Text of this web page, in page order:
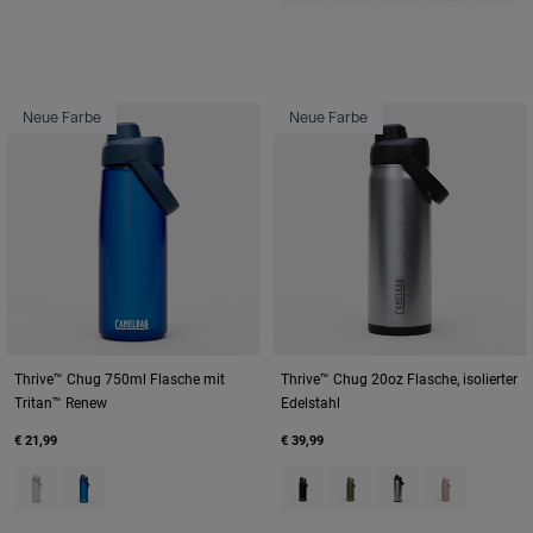
Neue Farbe
Thrive™ Chug 750ml Flasche mit
Tritan™ Renew
€ 21,99
Product swatch type of Clear.
Product swatch type of Oxford.
Neue Farbe
Thrive™ Chug 20oz Flasche, isolierter
Edelstahl
€ 39,99
Product swatch type of Black.
Product swatch type of
Product swatch
Product